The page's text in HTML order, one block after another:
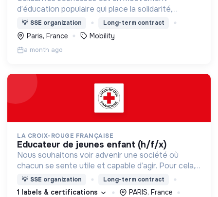
d’éducation populaire qui place la solidarité,
l’engagement bénévole et la volonté politique au
cœur de son projet.
💡 SSE organization Long-term contract
Paris, France Mobility
a month ago
LA CROIX-ROUGE FRANÇAISE
educateur de jeunes enfant (h/f/x)
Nous souhaitons voir advenir une société où
chacun se sente utile et capable d’agir. Pour cela,
nous proposons des moyens et des lieux
d’engagement innovants et adaptés à tous.
💡 SSE organization Long-term contract
1 labels & certifications
PARIS, France